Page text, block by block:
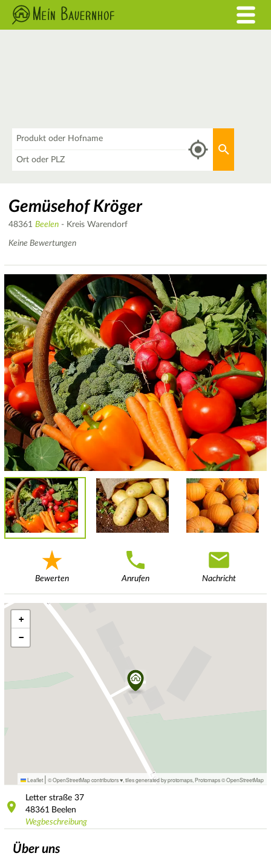
Gemüsehof Kröger
48361 Beelen - Kreis Warendorf
Keine Bewertungen
Bewerten Anrufen Nachricht
+
−
Leaflet | © OpenStreetMap contributors ♥, tiles generated by protomaps Protomaps©OpenStreetMap
Letter straße 37
48361
Beelen
Wegbeschreibung
Über uns